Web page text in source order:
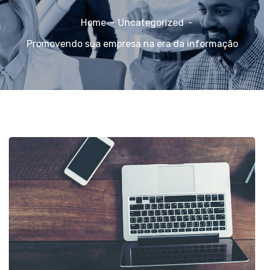
Home
Uncategorized
Promovendo sua empresa na era da informação